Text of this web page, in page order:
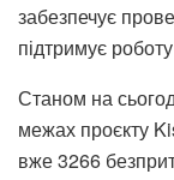
забезпечує
підтримує
Станом на
межах проєкту
вже 3266